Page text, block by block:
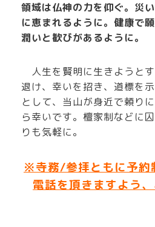
領域は仏神の力を仰ぐ。災
に恵まれるように。健康で
潤いと歓びがあるように。
人生を賢明に生きようと
退け、幸いを招き、道標を
として、当山が身近で頼り
ら幸いです。 檀家制などに
りも気軽に。
※寺務/参拝ともに予約
電話を頂きますよう、